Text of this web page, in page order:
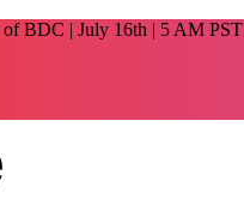
BDC | July 16th | 5 AM PST